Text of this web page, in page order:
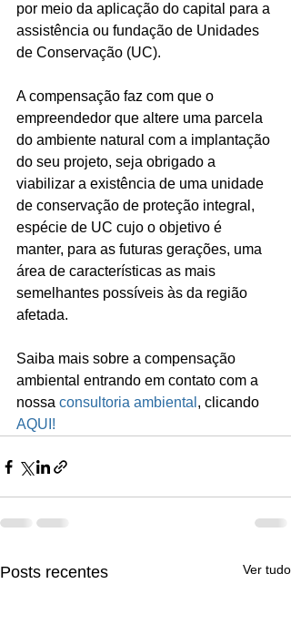
por meio da aplicação do capital para a
assistência ou fundação de Unidades
de Conservação (UC).
A compensação faz com que o
empreendedor que altere uma parcela
do ambiente natural com a implantação
do seu projeto, seja obrigado a
viabilizar a existência de uma unidade
de conservação de proteção integral,
espécie de UC cujo o objetivo é
manter, para as futuras gerações, uma
área de características as mais
semelhantes possíveis às da região
afetada.
Saiba mais sobre a compensação
ambiental entrando em contato com a
nossa consultoria ambiental , clicando
AQUI!
Posts recentes Ver tudo